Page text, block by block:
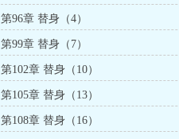
第96章 替身（4）
第99章 替身（7）
第102章 替身（10）
第105章 替身（13）
第108章 替身（16）